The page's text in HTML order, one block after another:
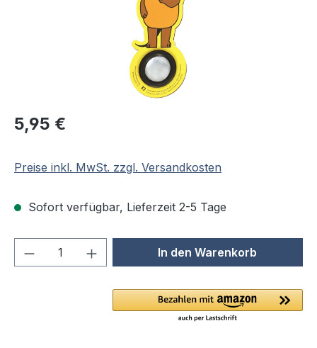
Regulärer Preis:
5,95 €
Preise inkl. MwSt. zzgl. Versandkosten
Sofort verfügbar, Lieferzeit 2-5 Tage
Produkt Anzahl: Gib denIn den Warenkorb